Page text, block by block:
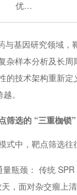
优…
与基因研究领域，
杂样本分析及长
的技术架构重新定
。
筛选的 “三重枷锁
式中，靶点筛选往
量瓶颈： 传统
，面对杂交瘤上